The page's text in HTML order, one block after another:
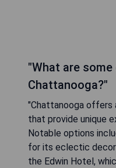
"What are
Chattanooga?"
"Chattanooga offers
that provide unique
Notable options
for its eclectic decor
the Edwin Hotel,